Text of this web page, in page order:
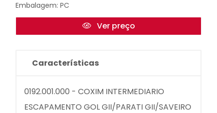
Embalagem: PC
Ver preço
Características
0192.001.000 - COXIM INTERMEDIARIO
ESCAPAMENTO GOL GII/PARATI GII/SAVEIRO